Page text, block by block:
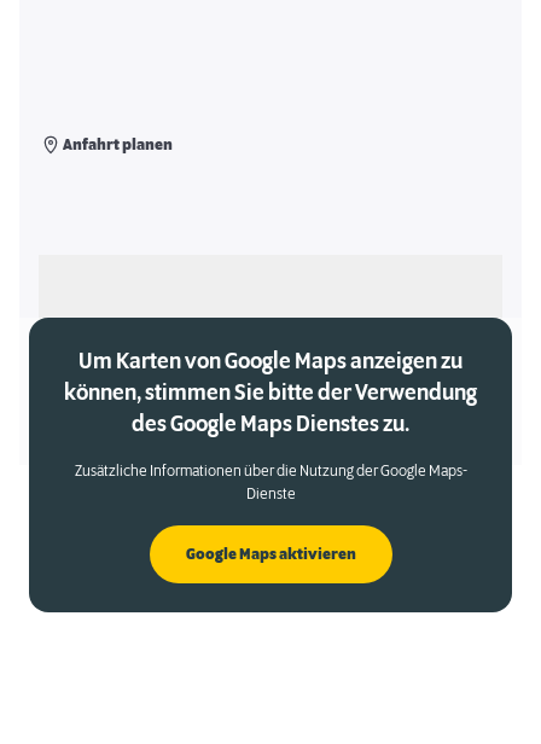
Anfahrt planen
Um Karten von Google Maps anzeigen zu
können, stimmen Sie bitte der Verwendung
des Google Maps Dienstes zu.
Zusätzliche Informationen über die Nutzung der Google Maps-
Dienste
Google Maps aktivieren